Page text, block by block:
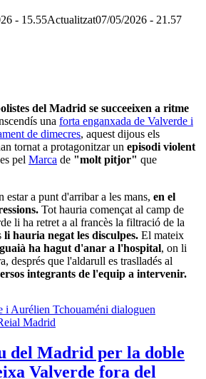
- 15.55Actualitzat07/05/2026 - 21.57
del Madrid se succeeixen a ritme
una forta enganxada de Valverde i
de dimecres, aquest dijous els
tornat a protagonitzar un episodi violent
pel Marca de "molt pitjor" que
estar a punt d'arribar a les mans, en el
Tot hauria començat al camp de
li ha retret a al francès la filtració de la
li hauria negat les disculpes. El mateix
ha hagut d'anar a l'hospital, on li
després que l'aldarull es traslladés al
integrants de l'equip a intervenir.